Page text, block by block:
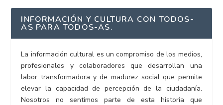
INFORMACIÓN Y CULTURA CON TODOS-
AS PARA TODOS-AS.
La información cultural es un compromiso de los medios,
profesionales y colaboradores que desarrollan una
labor transformadora y de madurez social que permite
elevar la capacidad de percepción de la ciudadanía.
Nosotros no sentimos parte de esta historia que